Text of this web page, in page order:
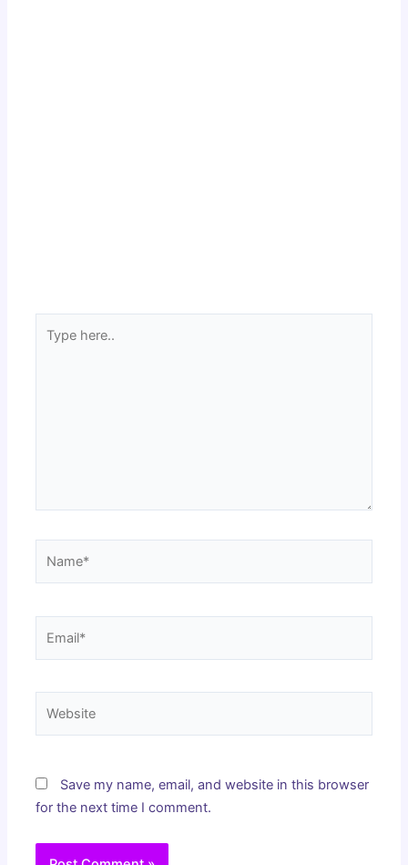
here..
Save my name, email, and website in this browser
for the next time I comment.